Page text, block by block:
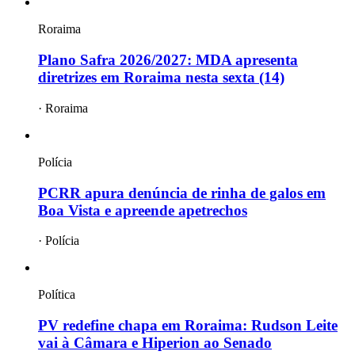
Roraima
Plano Safra 2026/2027: MDA apresenta
diretrizes em Roraima nesta sexta (14)
· Roraima
Polícia
PCRR apura denúncia de rinha de galos em
Boa Vista e apreende apetrechos
· Polícia
Política
PV redefine chapa em Roraima: Rudson Leite
vai à Câmara e Hiperion ao Senado